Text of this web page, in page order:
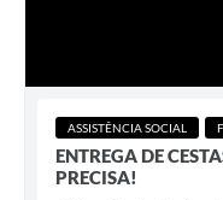
ASSISTÊNCIA SOCIAL
ENTREGA DE
PRECISA!